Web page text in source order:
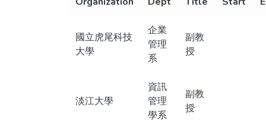
國立虎尾科技
大學
企業
管理
系
副教
授
淡江大學
資訊
管理
學系
副教
授